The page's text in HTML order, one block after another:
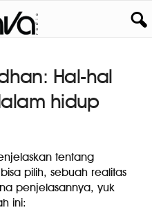
Hal-hal
hidup
tentang
pilih, sebuah realitas
penjelasannya, yuk
ini: